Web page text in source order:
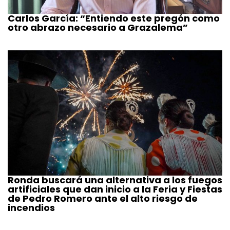
Carlos García: “Entiendo este pregón como
otro abrazo necesario a Grazalema”
Ronda buscará una alternativa a los fuegos
artificiales que dan inicio a la Feria y Fiestas
de Pedro Romero ante el alto riesgo de
incendios